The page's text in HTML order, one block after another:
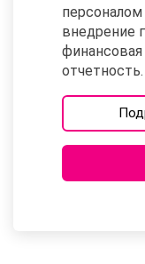
персоналом
внедрение
финансовая
отчетность.